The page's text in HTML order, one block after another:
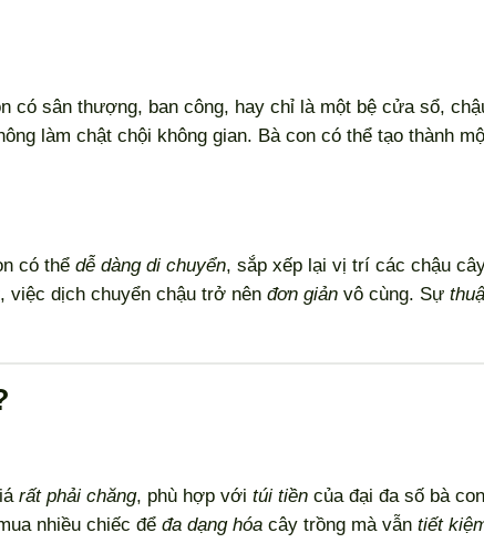
có sân thượng, ban công, hay chỉ là một bệ cửa sổ,
làm chật chội không gian. Bà con có thể tạo thành
có thể dễ dàng di chuyển, sắp xếp lại vị trí các chậu
việc dịch chuyển chậu trở nên đơn giản vô cùng. Sự
rất phải chăng, phù hợp với túi tiền của đại đa số bà
nhiều chiếc để đa dạng hóa cây trồng mà vẫn tiết